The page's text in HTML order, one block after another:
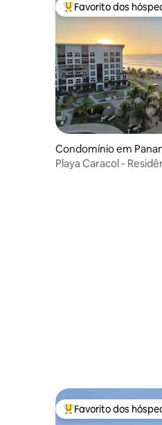
Favoritos dos
Favorito dos
Condomínio em
Playa Caracol -
Favoritos dos
Favorito dos